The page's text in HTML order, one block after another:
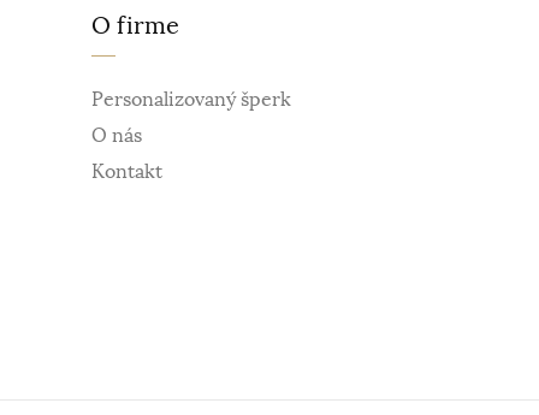
O firme
Personalizovaný šperk
O nás
Kontakt